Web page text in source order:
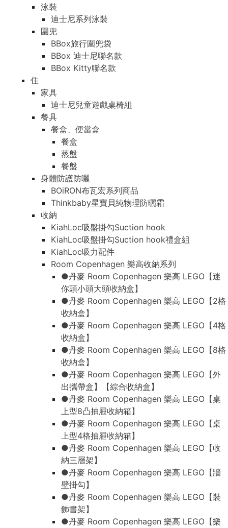
泳裝
迪士尼系列泳裝
圍兜
BBox旅行圍兜袋
BBox 迪士尼聯名款
BBox Kitty聯名款
住
家具
迪士尼兒童遊戲桌椅組
餐具
餐盒、便當盒
餐盒
蒸盤
餐盤
身體防護防曬
BOiRON布瓦宏系列商品
Thinkbaby星寶貝純物理防曬霜
收納
KiahLoc吸盤掛勾Suction hook
KiahLoc吸盤掛勾Suction hook禮盒組
KiahLoc吸力配件
Room Copenhagen 樂高收納系列
●丹麥 Room Copenhagen 樂高 LEGO【迷
你頭小頭大頭收納盒】
●丹麥 Room Copenhagen 樂高 LEGO【2格
收納盒】
●丹麥 Room Copenhagen 樂高 LEGO【4格
收納盒】
●丹麥 Room Copenhagen 樂高 LEGO【8格
收納盒】
●丹麥 Room Copenhagen 樂高 LEGO【外
出攜帶盒】【綜合收納盒】
●丹麥 Room Copenhagen 樂高 LEGO【桌
上型8凸抽屜收納箱】
●丹麥 Room Copenhagen 樂高 LEGO【桌
上型4格抽屜收納箱】
●丹麥 Room Copenhagen 樂高 LEGO【收
納三層架】
●丹麥 Room Copenhagen 樂高 LEGO【牆
壁掛勾】
●丹麥 Room Copenhagen 樂高 LEGO【裝
飾書架】
●丹麥 Room Copenhagen 樂高 LEGO【樂